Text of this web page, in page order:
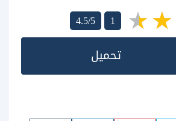
4.5/5
1
تحميل